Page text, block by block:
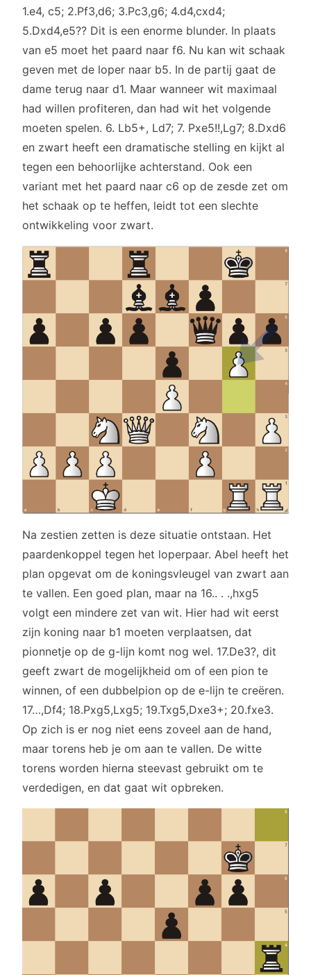
1.e4, c5; 2.Pf3,d6; 3.Pc3,g6; 4.d4,cxd4;
5.Dxd4,e5?? Dit is een enorme blunder. In plaats
van e5 moet het paard naar f6. Nu kan wit schaak
geven met de loper naar b5. In de partij gaat de
dame terug naar d1. Maar wanneer wit maximaal
had willen profiteren, dan had wit het volgende
moeten spelen. 6. Lb5+, Ld7; 7. Pxe5!!,Lg7; 8.Dxd6
en zwart heeft een dramatische stelling en kijkt al
tegen een behoorlijke achterstand. Ook een
variant met het paard naar c6 op de zesde zet om
het schaak op te heffen, leidt tot een slechte
ontwikkeling voor zwart.
Na zestien zetten is deze situatie ontstaan. Het
paardenkoppel tegen het loperpaar. Abel heeft het
plan opgevat om de koningsvleugel van zwart aan
te vallen. Een goed plan, maar na 16.. . .,hxg5
volgt een mindere zet van wit. Hier had wit eerst
zijn koning naar b1 moeten verplaatsen, dat
pionnetje op de g-lijn komt nog wel. 17.De3?, dit
geeft zwart de mogelijkheid om of een pion te
winnen, of een dubbelpion op de e-lijn te creëren.
17…,Df4; 18.Pxg5,Lxg5; 19.Txg5,Dxe3+; 20.fxe3.
Op zich is er nog niet eens zoveel aan de hand,
maar torens heb je om aan te vallen. De witte
torens worden hierna steevast gebruikt om te
verdedigen, en dat gaat wit opbreken.